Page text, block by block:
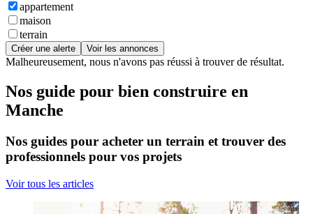
appartement
maison
terrain
Créer une alerte Voir les annonces
Malheureusement, nous n'avons pas réussi à trouver de résultat.
Nos guide pour bien construire en
Manche
Nos guides pour acheter un terrain et trouver des
professionnels pour vos projets
Voir tous les articles